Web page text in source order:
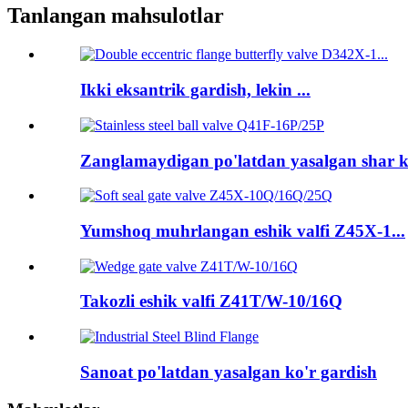
Tanlangan mahsulotlar
Ikki eksantrik gardish, lekin ...
Zanglamaydigan po'latdan yasalgan shar
Yumshoq muhrlangan eshik valfi Z45X-1...
Takozli eshik valfi Z41T/W-10/16Q
Sanoat po'latdan yasalgan ko'r gardish